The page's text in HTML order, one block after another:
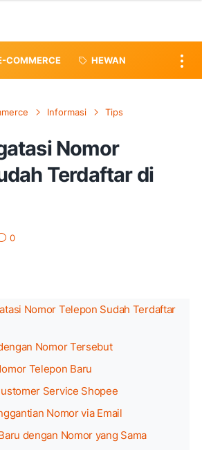
COMMERCE HEWAN
Informasi Tips
Nomor
Terdaftar di
0
Nomor Telepon Sudah Terdaftar
Nomor Tersebut
Telepon Baru
Service Shopee
Nomor via Email
dengan Nomor yang Sama